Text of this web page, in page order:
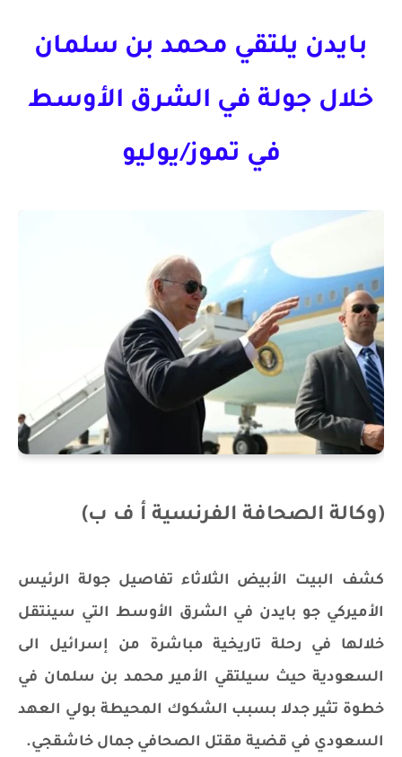
بايدن يلتقي محمد بن سلمان
خلال جولة في الشرق الأوسط
في تموز/يوليو
(وكالة الصحافة الفرنسية أ ف ب)
كشف البيت الأبيض الثلاثاء تفاصيل جولة الرئيس
الأميركي جو بايدن في الشرق الأوسط التي سينتقل
خلالها في رحلة تاريخية مباشرة من إسرائيل الى
السعودية حيث سيلتقي الأمير محمد بن سلمان في
خطوة تثير جدلا بسبب الشكوك المحيطة بولي العهد
السعودي في قضية مقتل الصحافي جمال خاشقجي.